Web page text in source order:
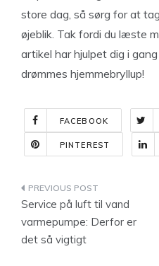
store dag, så sørg for at
øjeblik. Tak fordi du læste
artikel har hjulpet dig i
drømmes hjemmebryllup!
FACEBOOK
PINTEREST
Service på luft til vand
varmepumpe: Derfor er
det så vigtigt